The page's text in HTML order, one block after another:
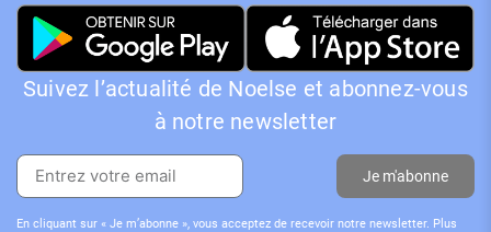
Suivez l’actualité de Noelse et abonnez-vous
à notre newsletter
Je m'abonne
En cliquant sur « Je m’abonne », vous acceptez de recevoir notre newsletter. Plus